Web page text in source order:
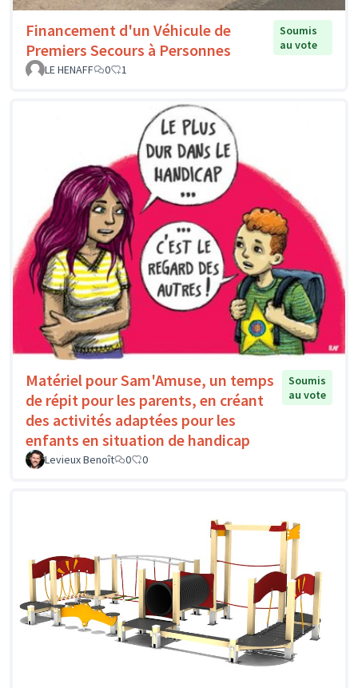
Financement d'un Véhicule de
Premiers Secours à Personnes
Soumis
au vote
LE HENAFF
0 1
Matériel pour Sam'Amuse, un temps
de répit pour les parents, en créant
des activités adaptées pour les
enfants en situation de handicap
Soumis
au vote
Levieux Benoît 0 0